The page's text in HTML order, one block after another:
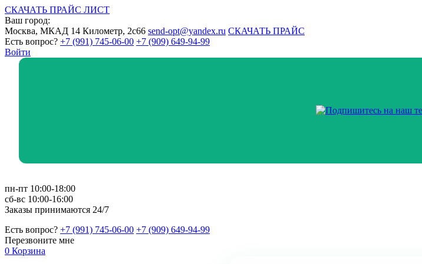
СКАЧАТЬ ПРАЙС ЛИСТ
Ваш город:
Москва, МКАД 14 Километр, 2с66 send-opt@yandex.ru СКАЧАТЬ ПРАЙС
Есть вопрос? +7 (991) 745-06-00 +7 (909) 649-94-99
Войти
пн-пт 10:00-18:00
сб-вс 10:00-16:00
Заказы принимаются 24/7
Есть вопрос? +7 (991) 745-06-00 +7 (909) 649-94-99
Перезвоните мне
0 Корзина